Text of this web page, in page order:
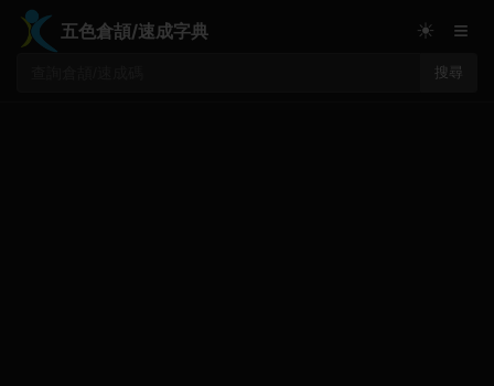
五色倉頡/速成字典
搜尋
☀ ≡